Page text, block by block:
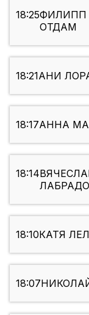
18:25ФИЛИПП
ОТДАМ
18:21АНИ
18:17АННА
18:14
18:10КАТЯ
18:07